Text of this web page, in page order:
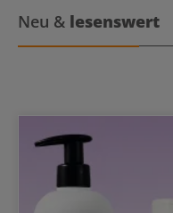
Neu & lesenswert